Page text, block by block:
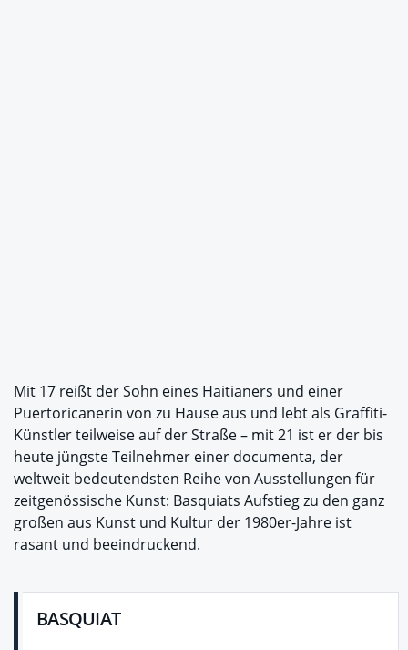
Mit 17 reißt der Sohn eines Haitianers und einer
Puertoricanerin von zu Hause aus und lebt als Graffiti-
Künstler teilweise auf der Straße – mit 21 ist er der bis
heute jüngste Teilnehmer einer documenta, der
weltweit bedeutendsten Reihe von Ausstellungen für
zeitgenössische Kunst: Basquiats Aufstieg zu den ganz
großen aus Kunst und Kultur der 1980er-Jahre ist
rasant und beeindruckend.
BASQUIAT